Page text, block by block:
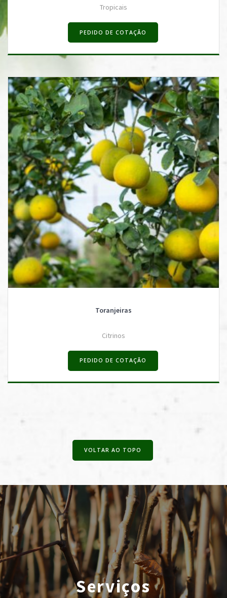
Tropicais
PEDIDO DE COTAÇÃO
Toranjeiras
Citrinos
PEDIDO DE COTAÇÃO
VOLTAR AO TOPO
Serviços